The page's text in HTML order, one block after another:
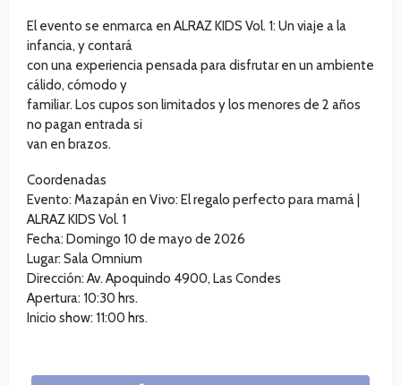
El evento se enmarca en ALRAZ KIDS Vol. 1: Un viaje a la
infancia, y contará
con una experiencia pensada para disfrutar en un ambiente
cálido, cómodo y
familiar. Los cupos son limitados y los menores de 2 años
no pagan entrada si
van en brazos.
Coordenadas
Evento: Mazapán en Vivo: El regalo perfecto para mamá |
ALRAZ KIDS Vol. 1
Fecha: Domingo 10 de mayo de 2026
Lugar: Sala Omnium
Dirección: Av. Apoquindo 4900, Las Condes
Apertura: 10:30 hrs.
Inicio show: 11:00 hrs.